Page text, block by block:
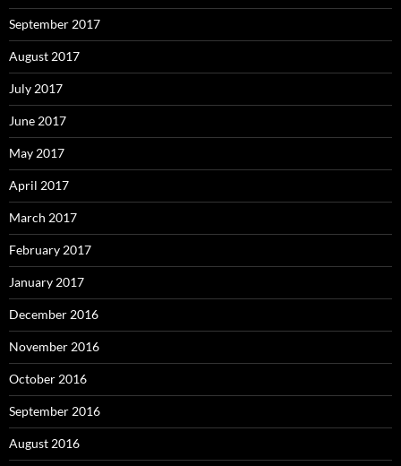
September 2017
August 2017
July 2017
June 2017
May 2017
April 2017
March 2017
February 2017
January 2017
December 2016
November 2016
October 2016
September 2016
August 2016